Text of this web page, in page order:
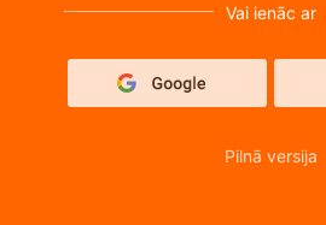
Vai ienāc ar
Pilnā versija